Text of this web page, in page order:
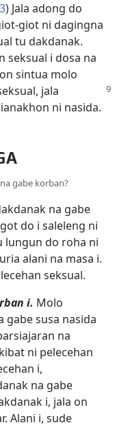
) Jala adong do
giot ni dagingna
tu dakdanak.
seksual i dosa na
sintua molo
jala
ni nasida.
gabe korban?
na gabe
do i saleleng ni
lungun do roha ni
alani na masa i.
seksual.
i. Molo
gabe susa nasida
na
ni pelecehan
i,
na gabe
i, jala on
Alani i, sude